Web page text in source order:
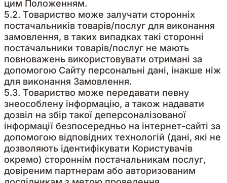
цим Положенням.
5.2. Товариство може залучати сторонніх
постачальників товарів/послуг для виконання
замовлення, в таких випадках такі сторонні
постачальники товарів/послуг не мають
повноважень використовувати отримані за
допомогою Сайту персональні дані, інакше ніж
для виконання Замовлення.
5.3. Товариство може передавати певну
знеособлену інформацію, а також надавати
дозвіл на збір такої деперсоналізованої
інформації безпосередньо на інтернет-сайті за
допомогою відповідних технологій (дані, які не
дозволяють ідентифікувати Користувачів
окремо) стороннім постачальникам послуг,
довіреним партнерам або авторизованим